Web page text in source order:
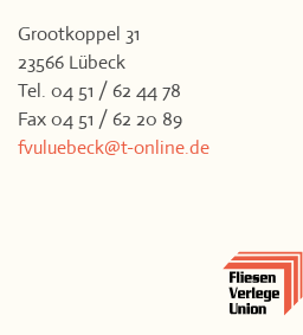
Grootkoppel 31
23566 Lübeck
Tel. 04 51 / 62 44 78
Fax 04 51 / 62 20 89
fvuluebeck@t-online.de